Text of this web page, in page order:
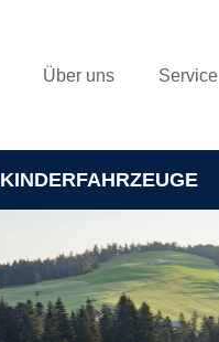
Über uns Service
KINDERFAHRZEUGE